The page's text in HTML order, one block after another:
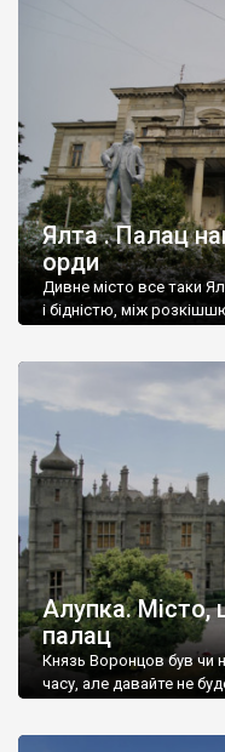
Ялта . Палац
орди
Дивне місто все таки
і бідністю, між
Алупка. Місто,
палац
Князь Воронцов був чи
часу, але давайте не